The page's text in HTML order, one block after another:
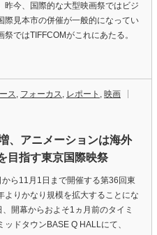
昨今、国際的な大型映画祭ではビジ
際見本市の併催が一般的になってい
祭ではTIFFCOMがこれにあたる。
ス, フォーカス, レポート , 映画
、アニメーションは海外
指す東京国際映祭
ら11月1日まで開催する第36回東
よりかなり規模を拡大することにな
開幕からおよそ1ヵ月前のタイミ
ッドタウンBASE Q HALLにて、